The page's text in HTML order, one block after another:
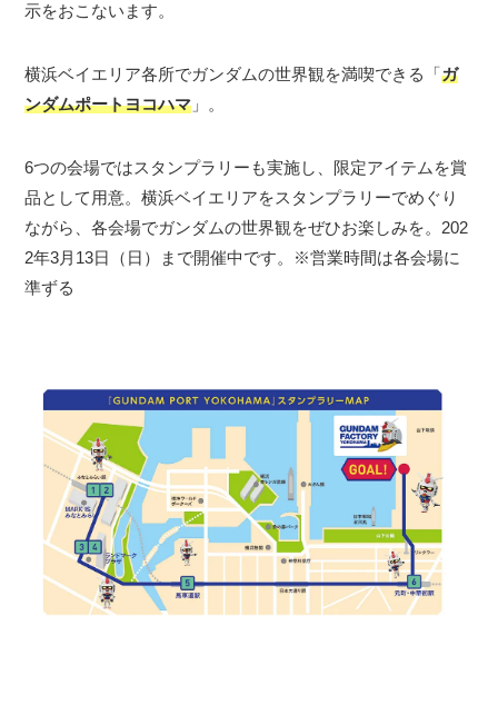
示をおこないます。
横浜ベイエリア各所でガンダムの世界観を満喫できる「ガ
ンダムポートヨコハマ 」。
6つの会場ではスタンプラリーも実施し、限定アイテムを賞
品として用意。横浜ベイエリアをスタンプラリーでめぐり
ながら、各会場でガンダムの世界観をぜひお楽しみを。202
2年3月13日（日）まで開催中です。※営業時間は各会場に
準ずる